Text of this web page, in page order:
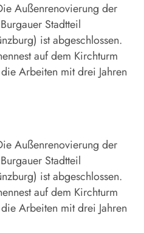
Außenrenovierung der
Stadtteil
ist abgeschlossen.
auf dem Kirchturm
Arbeiten mit drei Jahren
Außenrenovierung der
Stadtteil
ist abgeschlossen.
auf dem Kirchturm
Arbeiten mit drei Jahren